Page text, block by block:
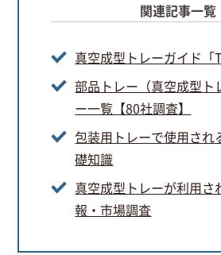
関連記事一覧
真空成型トレーガイド「
部品トレー（真空成型ト
ー一覧【80社調査】
包装用トレーで使用され
礎知識
真空成型トレーが利用さ
報・市場調査